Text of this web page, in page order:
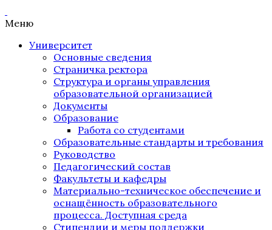
Меню
Университет
Основные сведения
Страничка ректора
Структура и органы управления
образовательной организацией
Документы
Образование
Работа со студентами
Образовательные стандарты и требования
Руководство
Педагогический состав
Факультеты и кафедры
Материально-техническое обеспечение и
оснащённость образовательного
процесса. Доступная среда
Стипендии и меры поддержки